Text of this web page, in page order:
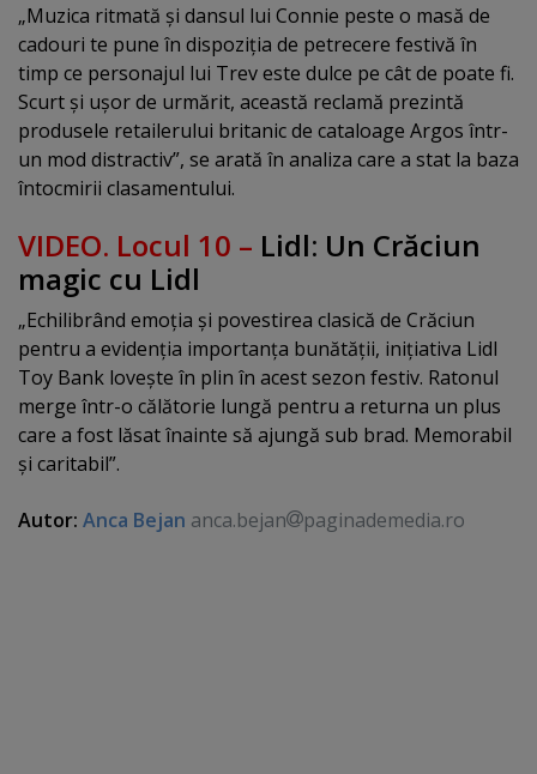
„Muzica ritmată şi dansul lui Connie peste o masă de
cadouri te pune în dispoziţia de petrecere festivă în
timp ce personajul lui Trev este dulce pe cât de poate fi.
Scurt şi uşor de urmărit, această reclamă prezintă
produsele retailerului britanic de cataloage Argos într-
un mod distractiv”, se arată în analiza care a stat la baza
întocmirii clasamentului.
VIDEO. Locul 10 – Lidl: Un Crăciun
magic cu Lidl
„Echilibrând emoţia şi povestirea clasică de Crăciun
pentru a evidenţia importanţa bunătăţii, iniţiativa Lidl
Toy Bank loveşte în plin în acest sezon festiv. Ratonul
merge într-o călătorie lungă pentru a returna un plus
care a fost lăsat înainte să ajungă sub brad. Memorabil
şi caritabil”.
Autor: Anca Bejan anca.bejan paginademedia.ro